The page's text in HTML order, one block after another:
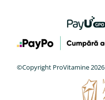
©Copyright ProVitamine 2026